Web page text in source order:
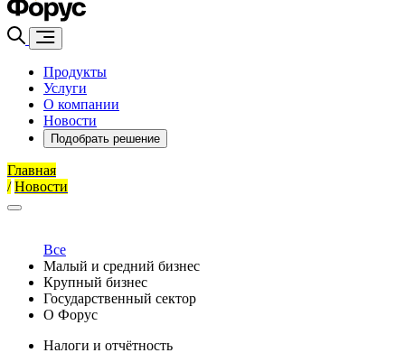
Продукты
Услуги
О компании
Новости
Подобрать решение
Главная
/ Новости
Все
Малый и средний бизнес
Крупный бизнес
Государственный сектор
О Форус
Налоги и отчётность